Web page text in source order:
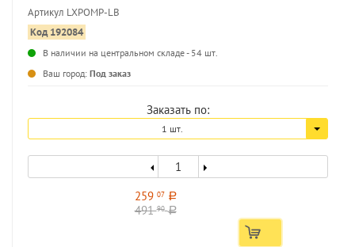
Артикул LXPOMP-LB
Код 192084
В наличии на центральном складе - 54 шт.
Ваш город: Под заказ
Заказать по:
1 шт.
259 07 a
49190 a